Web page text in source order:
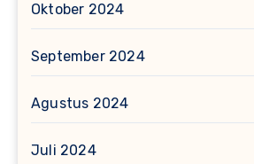
Oktober 2024
September 2024
Agustus 2024
Juli 2024